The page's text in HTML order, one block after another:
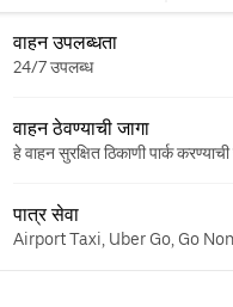
वाहन उपलब्धता
24/7 उपलब्ध
वाहन ठेवण्याची जागा
हे वाहन सुरक्षित ठिकाणी पार्क
पात्र सेवा
Airport Taxi, Uber Go, Go